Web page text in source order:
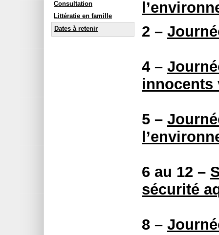
Consultation
Littératie en famille
Dates à retenir
2 –
4 –
innocents
5 –
6 au 12 –
sécurité
8 –